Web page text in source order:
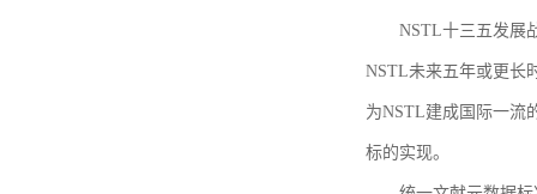
NSTL十三五发展
NSTL未来五年或更长
为NSTL建成国际一流
标的实现。